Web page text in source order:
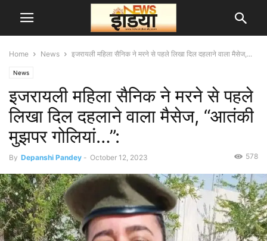
Home News इजरायली महिला सैनिक ने मरने से पहले लिखा दिल दहलाने वाला मैसेज,...
News
इजरायली महिला सैनिक ने मरने से पहले
लिखा दिल दहलाने वाला मैसेज, “आतंकी
मुझपर गोलियां…”:
By Depanshi Pandey - October 12, 2023 578